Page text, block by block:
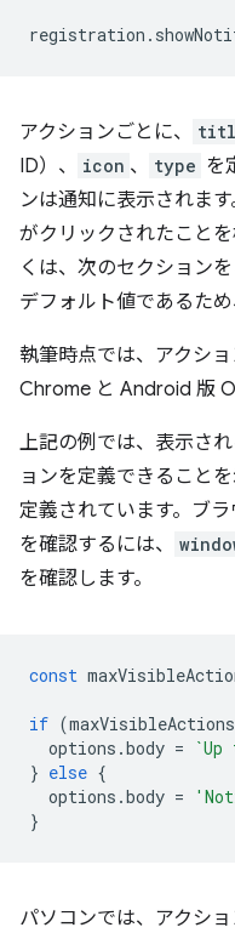
registration .
アクションごとに、
ID）、
icon 、 type を
ンは通知に表示されま
がクリックされたこと
くは、次のセクションを
デフォルト値であるため
執筆時点では、アクシ
Chrome と Android 版
上記の例では、表示さ
ョンを定義できること
定義されています。ブ
を確認するには、
を確認します。
const
if (maxVisibleActions
options .body = `Up
} else {
options .body =
}
パソコンでは、アクシ